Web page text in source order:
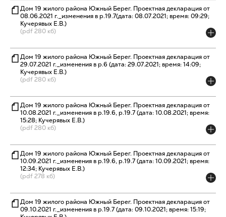
Дом 19 жилого района Южный Берег. Проектная декларация от
08.06.2021 г._изменения в р.19.7(дата: 08.07.2021; время: 09:29;
Кучерявых Е.В.)
(pdf 280 кб)
Дом 19 жилого района Южный Берег. Проектная декларация от
29.07.2021 г._изменения в р.6 (дата: 29.07.2021; время: 14:09;
Кучерявых Е.В.)
(pdf 280 кб)
Дом 19 жилого района Южный Берег. Проектная декларация от
10.08.2021 г._изменения в р.19.6, р.19.7 (дата: 10.08.2021; время:
15:28; Кучерявых Е.В.)
(pdf 280 кб)
Дом 19 жилого района Южный Берег. Проектная декларация от
10.09.2021 г._изменения в р.19.6, р.19.7 (дата: 10.09.2021; время:
12:34; Кучерявых Е.В.)
(pdf 278 кб)
Дом 19 жилого района Южный Берег. Проектная декларация от
09.10.2021 г._изменения в р.19.7 (дата: 09.10.2021; время: 15:19;